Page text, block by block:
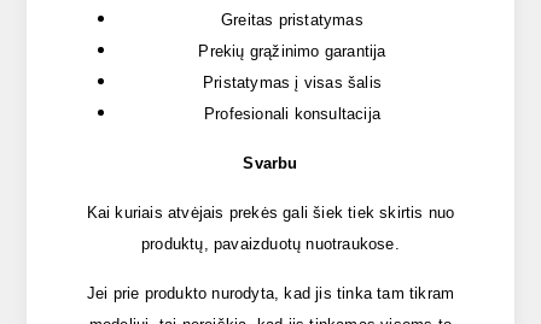
Greitas pristatymas
Prekių grąžinimo garantija
Pristatymas į visas šalis
Profesionali konsultacija
Svarbu
Kai kuriais atvėjais prekės gali šiek tiek skirtis nuo
produktų, pavaizduotų nuotraukose.
Jei prie produkto nurodyta, kad jis tinka tam tikram